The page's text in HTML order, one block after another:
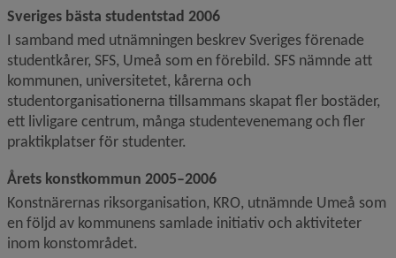
Sveriges bästa studentstad 2006
I samband med utnämningen beskrev Sveriges förenade
studentkårer, SFS, Umeå som en förebild. SFS nämnde att
kommunen, universitetet, kårerna och
studentorganisationerna tillsammans skapat fler bostäder,
ett livligare centrum, många studentevenemang och fler
praktikplatser för studenter.
Årets konstkommun 2005–2006
Konstnärernas riksorganisation, KRO, utnämnde Umeå som
en följd av kommunens samlade initiativ och aktiviteter
inom konstområdet.